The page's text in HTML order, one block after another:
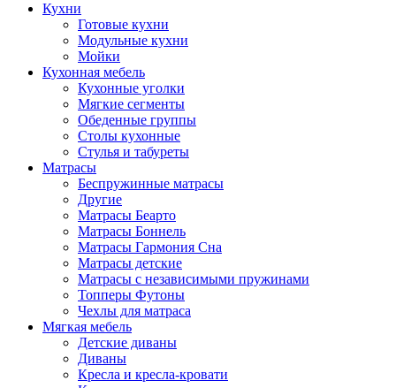
Кухни
Готовые кухни
Модульные кухни
Мойки
Кухонная мебель
Кухонные уголки
Мягкие сегменты
Обеденные группы
Столы кухонные
Стулья и табуреты
Матрасы
Беспружинные матрасы
Другие
Матрасы Беарто
Матрасы Боннель
Матрасы Гармония Сна
Матрасы детские
Матрасы с независимыми пружинами
Топперы Футоны
Чехлы для матраса
Мягкая мебель
Детские диваны
Диваны
Кресла и кресла-кровати